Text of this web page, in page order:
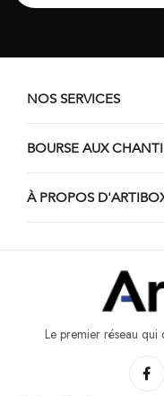
NOS SERVICES
BOURSE AUX
À PROPOS
Le premier réseau qui